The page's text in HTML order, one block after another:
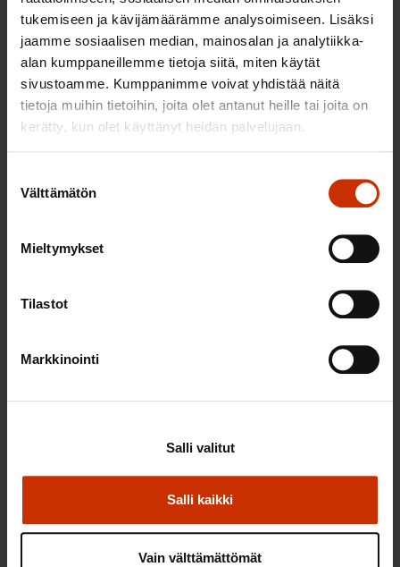
tukemiseen ja kävijämäärämme analysoimiseen. Lisäksi
jaamme sosiaalisen median, mainosalan ja analytiikka-
alan kumppaneillemme tietoja siitä, miten käytät
sivustoamme. Kumppanimme voivat yhdistää näitä
tietoja muihin tietoihin, joita olet antanut heille tai joita on
kerätty, kun olet käyttänyt heidän palvelujaan.
valinta
Välttämätön
Mieltymykset
Tilastot
Markkinointi
Salli kaikki
Salli valitut
Vain välttämättömät
Työmarkkinakeskusjärjestöt: Tuottava ja
hyvinvoiva työelämä on yhteinen asia
TERVE JA HYVÄ TYÖELÄMÄ
Työaikaisella ruokailulla on väliä – lue vinkit
TERVE JA HYVÄ TYÖELÄMÄ